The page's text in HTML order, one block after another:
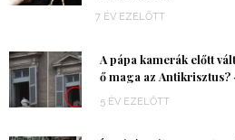
7 ÉV EZELŐTT
A pápa kamerák előtt
ő maga az Antikrisztus?
5 ÉV EZELŐTT